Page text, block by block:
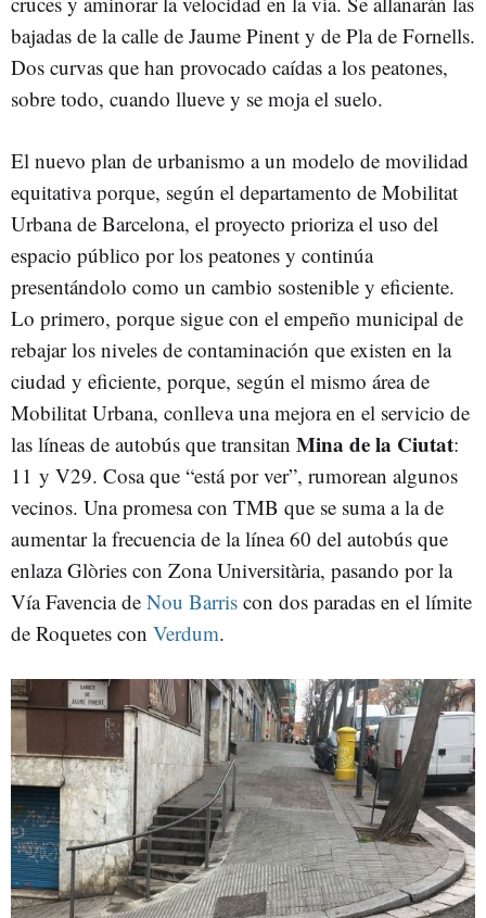
bajadas de la calle de Jaume Pinent y de Pla de Fornells.
Dos curvas que han provocado caídas a los peatones,
sobre todo, cuando llueve y se moja el suelo.
El nuevo plan de urbanismo a un modelo de movilidad
equitativa porque, según el departamento de Mobilitat
Urbana de Barcelona, el proyecto prioriza el uso del
espacio público por los peatones y continúa
presentándolo como un cambio sostenible y eficiente.
Lo primero, porque sigue con el empeño municipal de
rebajar los niveles de contaminación que existen en la
ciudad y eficiente, porque, según el mismo área de
Mobilitat Urbana, conlleva una mejora en el servicio de
las líneas de autobús que transitan Mina de la Ciutat:
11 y V29. Cosa que “está por ver”, rumorean algunos
vecinos. Una promesa con TMB que se suma a la de
aumentar la frecuencia de la línea 60 del autobús que
enlaza Glòries con Zona Universitària, pasando por la
Vía Favencia de Nou Barris con dos paradas en el límite
de Roquetes con Verdum.